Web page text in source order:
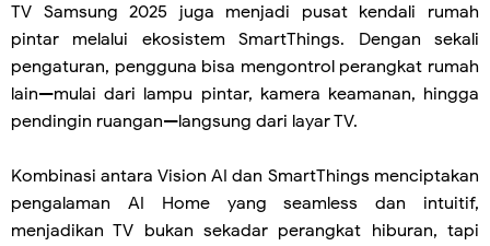
TV Samsung 2025 juga menjadi pusat kendali rumah
pintar melalui ekosistem SmartThings. Dengan sekali
pengaturan, pengguna bisa mengontrol perangkat rumah
lain—mulai dari lampu pintar, kamera keamanan, hingga
pendingin ruangan—langsung dari layar TV.
Kombinasi antara Vision AI dan SmartThings menciptakan
pengalaman AI Home yang seamless dan intuitif,
menjadikan TV bukan sekadar perangkat hiburan, tapi